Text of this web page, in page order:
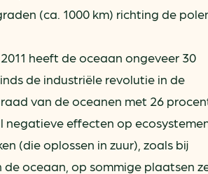
(ca. 1000 km) richting de
heeft de oceaan ongeveer 30
de industriële revolutie in de
van de oceanen met 26
effecten op
(die oplossen in zuur), zoals bij
oceaan, op sommige plaatsen